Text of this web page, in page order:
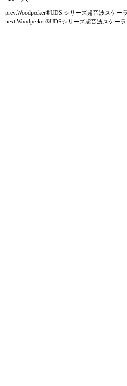
prev:Woodpecker®UDS シリーズ超音波スケー
next:Woodpecker®UDSシリーズ超音波スケー